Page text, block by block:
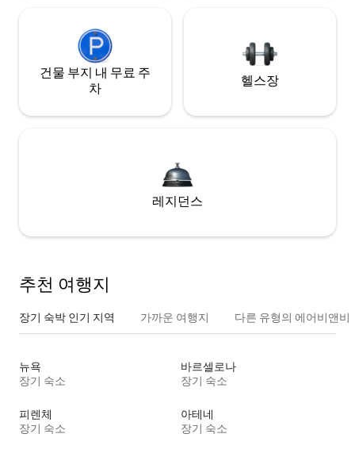
건물 부지 내 무료 주
차
헬스장
레지던스
추천 여행지
장기 숙박 인기 지역 가까운 여행지 다른 유형의 에어비앤비
뉴욕
장기 숙소
바르셀로나
장기 숙소
피렌체
장기 숙소
아테네
장기 숙소